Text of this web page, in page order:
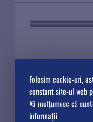
UL 1007
Conductor unic cu
Folosim cookie-uri,
constant site-ul web
Vă mulțumesc că
informații